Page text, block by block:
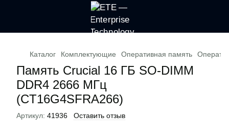
Каталог Комплектующие Оперативная память
Память Crucial 16 ГБ SO-DIMM
DDR4 2666 МГц
(CT16G4SFRA266)
Артикул: 41936 Оставить отзыв